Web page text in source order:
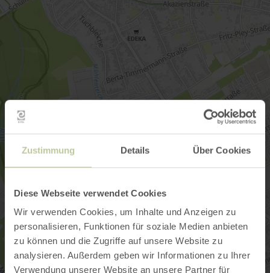
Zustimmung Details Über Cookies
Diese Webseite verwendet Cookies
Wir verwenden Cookies, um Inhalte und Anzeigen zu
personalisieren, Funktionen für soziale Medien anbieten
zu können und die Zugriffe auf unsere Website zu
analysieren. Außerdem geben wir Informationen zu Ihrer
Verwendung unserer Website an unsere Partner für